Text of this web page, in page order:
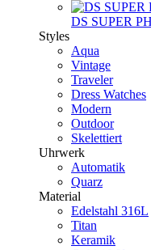
DS SUPER
Styles
Aqua
Vintage
Traveler
Dress Watches
Modern
Outdoor
Skelettiert
Uhrwerk
Automatik
Quarz
Material
Edelstahl 316L
Titan
Keramik